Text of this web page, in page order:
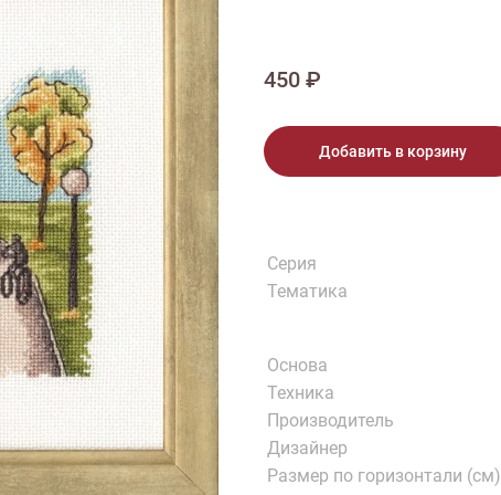
Натюрморт
Птицы
Варежки
450 ₽
Добавить в корзину
Серия
Тематика
Основа
Техника
Производитель
Дизайнер
Размер по горизонтали (см)